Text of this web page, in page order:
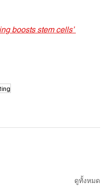
boosts stem cells’
ดูทั้งหมด